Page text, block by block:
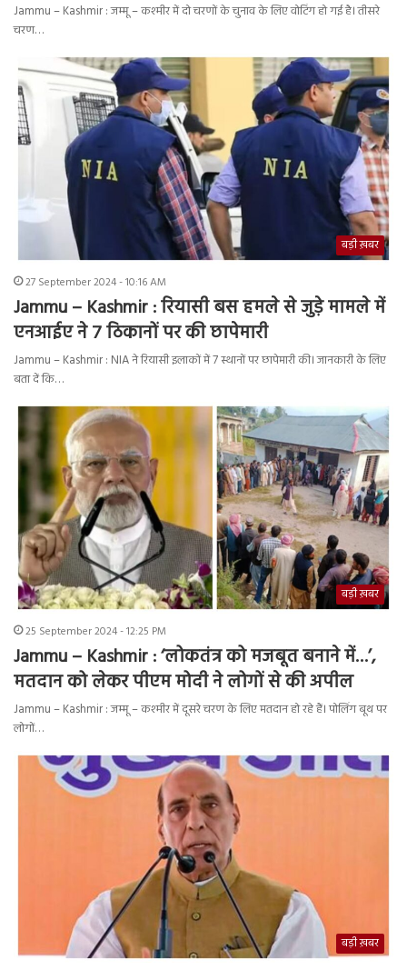
Jammu – Kashmir : जम्मू – कश्मीर में दो चरणों के चुनाव के लिए वोटिंग हो गई है। तीसरे
चरण…
बड़ी ख़बर
27 September 2024 - 10:16 AM
Jammu – Kashmir : रियासी बस हमले से जुड़े मामले में
एनआईए ने 7 ठिकानों पर की छापेमारी
Jammu – Kashmir : NIA ने रियासी इलाकों में 7 स्थानों पर छापेमारी की। जानकारी के लिए
बता दें कि…
बड़ी ख़बर
25 September 2024 - 12:25 PM
Jammu – Kashmir : ‘लोकतंत्र को मजबूत बनाने में…’,
मतदान को लेकर पीएम मोदी ने लोगों से की अपील
Jammu – Kashmir : जम्मू – कश्मीर में दूसरे चरण के लिए मतदान हो रहे हैं। पोलिंग बूथ पर
लोगों…
बड़ी ख़बर